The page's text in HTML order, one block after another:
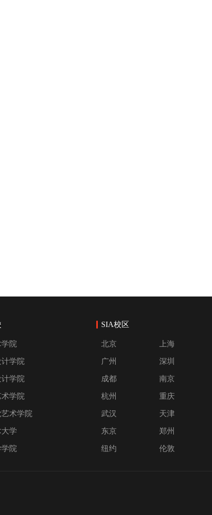
院
学院
学院
学院
术学院
学
院
SIA校区
北京 上海
广州 深圳
成都 南京
杭州 重庆
武汉 天津
东京 郑州
纽约 伦敦